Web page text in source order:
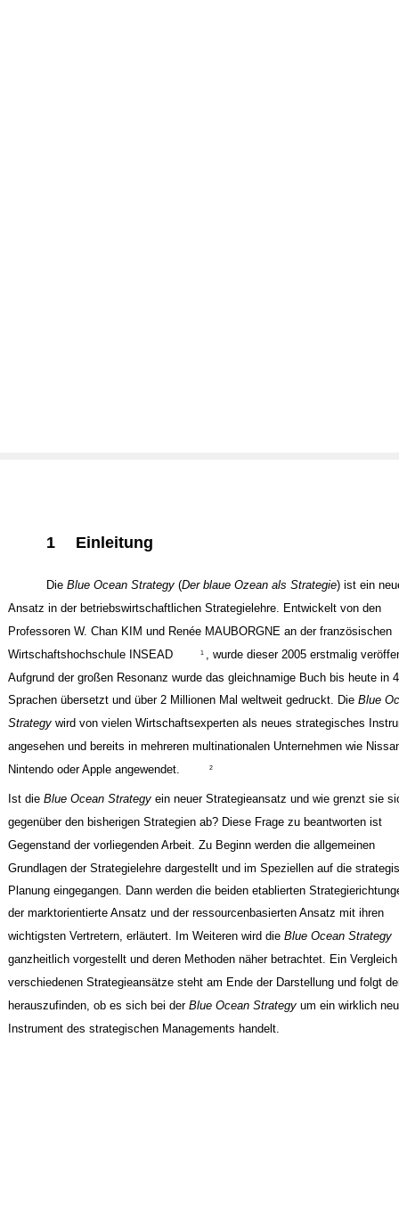
1 Einleitung
DieBlue Ocean Strategy (Der blaue Ozean als Strategie) ist ein
Ansatz in der betriebswirtschaftlichen Strategielehre. Entwickelt von den
Professoren W. Chan KIM und Renée MAUBORGNE an der französischen
Wirtschaftshochschule INSEAD
1 , wurde dieser 2005 erstmalig
Aufgrund der großen Resonanz wurde das gleichnamige Buch bis heute in
Sprachen übersetzt und über 2 Millionen Mal weltweit gedruckt. Die Blue
Strategywird von vielen Wirtschaftsexperten als neues strategisches
angesehen und bereits in mehreren multinationalen Unternehmen wie
Nintendo oder Apple angewendet.
2
Ist die Blue Ocean Strategyein neuer Strategieansatz und wie grenzt sie
gegenüber den bisherigen Strategien ab? Diese Frage zu beantworten ist
Gegenstand der vorliegenden Arbeit. Zu Beginn werden die allgemeinen
Grundlagen der Strategielehre dargestellt und im Speziellen auf die
Planung eingegangen. Dann werden die beiden etablierten
der marktorientierte Ansatz und der ressourcenbasierten Ansatz mit ihren
wichtigsten Vertretern, erläutert. Im Weiteren wird die Blue Ocean Strategy
ganzheitlich vorgestellt und deren Methoden näher betrachtet. Ein Vergleich
verschiedenen Strategieansätze steht am Ende der Darstellung und folgt
herauszufinden, ob es sich bei der Blue Ocean Strategyum ein wirklich
Instrument des strategischen Managements handelt.